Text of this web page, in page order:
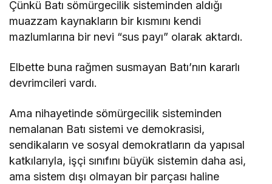
Çünkü Batı sömürgecilik sisteminden aldığı
muazzam kaynakların bir kısmını kendi
mazlumlarına bir nevi “sus payı” olarak aktardı.
Elbette buna rağmen susmayan Batı’nın kararlı
devrimcileri vardı.
Ama nihayetinde sömürgecilik sisteminden
nemalanan Batı sistemi ve demokrasisi,
sendikaların ve sosyal demokratların da yapısal
katkılarıyla, işçi sınıfını büyük sistemin daha asi,
ama sistem dışı olmayan bir parçası haline